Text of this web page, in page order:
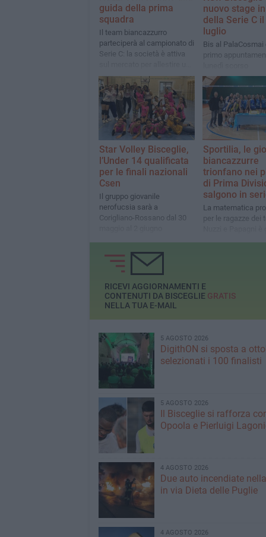
guida della prima
squadra
Il team biancazzurro
parteciperà al campionato di
Serie C: la società è attiva
rosa competitiva
nuovo stage
della Serie C il
luglio
Bis al PalaCosmai
primo
Star Volley Bisceglie,
l’Under 14 qualificata
per le finali nazionali
Csen
Il gruppo giovanile
nerofucsia sarà a
Corigliano-Rossano dal 30
Sportilia, le
biancazzurre
trionfano nei
di Prima
salgono in
La matematica
per le ragazze dei
Nuzzi e Papagni è
RICEVI AGGIORNAMENTI E
CONTENUTI DA BISCEGLIE GRATIS
NELLA TUA E-MAIL
5 AGOSTO 2026
DigithON si sposta a
selezionati i 100 finalisti
5 AGOSTO 2026
Il Bisceglie si rafforza
Opoola e Pierluigi
4 AGOSTO 2026
Due auto incendiate
in via Dieta delle Puglie
4 AGOSTO 2026